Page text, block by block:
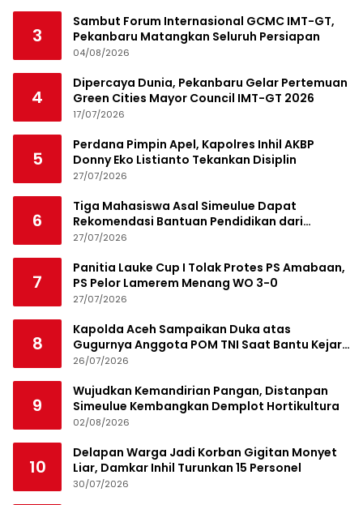
3
Sambut Forum Internasional GCMC IMT-GT,
Pekanbaru Matangkan Seluruh Persiapan
04/08/2026
4
Dipercaya Dunia, Pekanbaru Gelar Pertemuan
Green Cities Mayor Council IMT-GT 2026
17/07/2026
5
Perdana Pimpin Apel, Kapolres Inhil AKBP
Donny Eko Listianto Tekankan Disiplin
27/07/2026
6
Tiga Mahasiswa Asal Simeulue Dapat
Rekomendasi Bantuan Pendidikan dari
Jamaluddin Idham
27/07/2026
7
Panitia Lauke Cup I Tolak Protes PS Amabaan,
PS Pelor Lamerem Menang WO 3-0
27/07/2026
8
Kapolda Aceh Sampaikan Duka atas
Gugurnya Anggota POM TNI Saat Bantu Kejar
Bandar Narkoba
26/07/2026
9
Wujudkan Kemandirian Pangan, Distanpan
Simeulue Kembangkan Demplot Hortikultura
02/08/2026
10
Delapan Warga Jadi Korban Gigitan Monyet
Liar, Damkar Inhil Turunkan 15 Personel
30/07/2026